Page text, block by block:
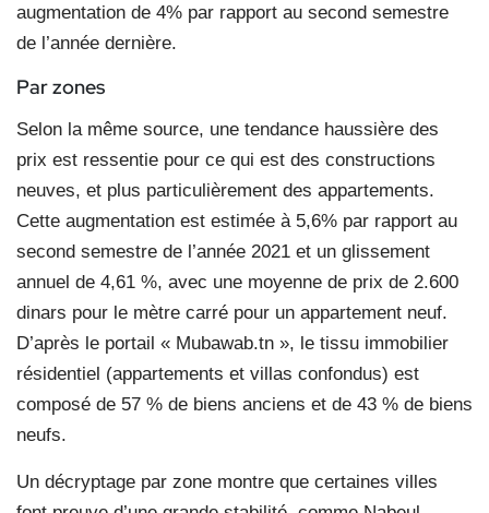
augmentation de 4% par rapport au second semestre
de l’année dernière.
Par zones
Selon la même source, une tendance haussière des
prix est ressentie pour ce qui est des constructions
neuves, et plus particulièrement des appartements.
Cette augmentation est estimée à 5,6% par rapport au
second semestre de l’année 2021 et un glissement
annuel de 4,61 %, avec une moyenne de prix de 2.600
dinars pour le mètre carré pour un appartement neuf.
D’après le portail « Mubawab.tn », le tissu immobilier
résidentiel (appartements et villas confondus) est
composé de 57 % de biens anciens et de 43 % de biens
neufs.
Un décryptage par zone montre que certaines villes